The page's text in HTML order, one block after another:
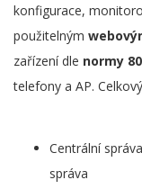
konfigurace,
použitelným
zařízení dle normy
telefony a AP. Celkový
Centrální
správa